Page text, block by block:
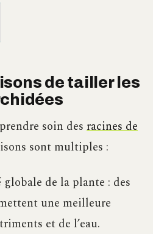
de tailler les
soin des racines de
sont multiples :
de la plante : des
une meilleure
et de l’eau.